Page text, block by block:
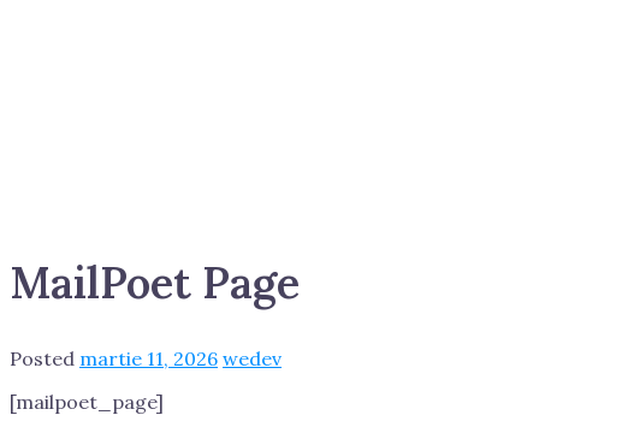
MailPoet Page
Posted martie 11, 2026 wedev
[mailpoet_page]